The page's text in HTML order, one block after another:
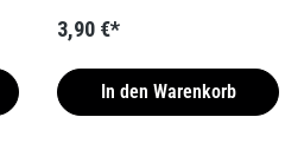
3,90 €*
In den Warenkorb